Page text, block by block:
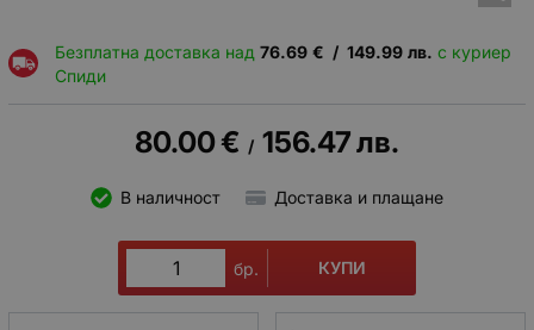
Безплатна доставка над 76.69 € / 149.99 лв. с куриер
Спиди
80.00€ / 156.47лв.
В наличност Доставка и плащане
бр. КУПИ